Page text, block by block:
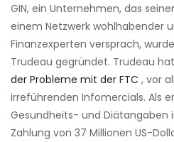
GIN, ein Unternehmen, das
einem Netzwerk wohlhabender
Finanzexperten versprach,
Trudeau gegründet. Trudeau
der Probleme mit der FTC , vor
irreführenden Infomercials. Als
Gesundheits- und Diätangaben
Zahlung von 37 Millionen US-